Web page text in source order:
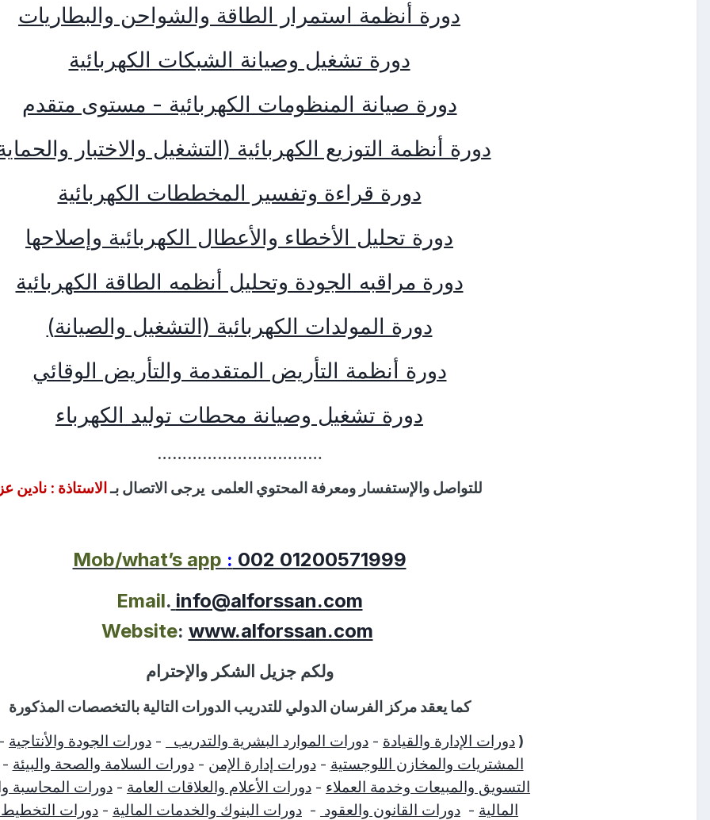
دورة أنظمة استمرار الطاقة والشواحن والبطاريات
دورة تشغيل وصيانة الشبكات الكهربائية
دورة صيانة المنظومات الكهربائية - مستوى متقدم
دورة أنظمة التوزيع الكهربائية (التشغيل والاختبار
دورة قراءة وتفسير المخططات الكهربائية
دورة تحليل الأخطاء والأعطال الكهربائية وإصلاحها
دورة مراقبه الجودة وتحليل أنظمه الطاقة الكهربائية
دورة المولدات الكهربائية (التشغيل والصيانة(
دورة أنظمة التأريض المتقدمة والتأريض الوقائي
دورة تشغيل وصيانة محطات توليد الكهرباء
……………………………
للتواصلوالإستفسار ومعرفة المحتوي العلمى يرجى الاتصال بـ الاستاذة :نادين
Mob/what’s app : 002 01200571999
Email. info@alforssan.com
Website: www.alforssan.com
ولكم جزيل الشكر والإحترام
كما يعقد مركز الفرسان الدولي للتدريب الدورات التالية بالتخصصات المذكورة
( دورات الإدارة والقيادة - دورات الموارد البشرية والتدريب - دورات الجودة والأنتاجية
المشتريات والمخازن اللوجستية -دورات إدارة الإمن -دورات السلامة والصحة والبيئة -
التسويق والمبيعات وخدمة العملاء - دورات الأعلام والعلاقات العامة - دورات المحاسبة
المالية - دورات القانون والعقود - دورات البنوك والخدمات المالية - دورات التخطيط